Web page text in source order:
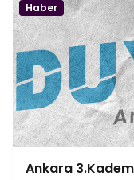
Haber
Ankara